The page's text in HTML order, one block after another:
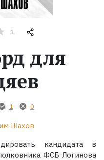
1
для
1 0
Шахов
кандидата в
ФСБ Логинова